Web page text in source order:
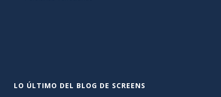
LO ÚLTIMO DEL BLOG DE SCREENS